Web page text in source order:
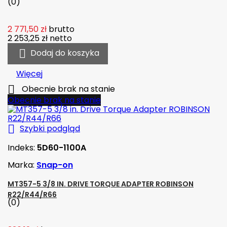
2 771,50 zł brutto
2 253,25 zł netto
 Dodaj do koszyka
Więcej

Obecnie brak na stanie
Obecnie brak na stanie
 Szybki podgląd
Indeks: 5D60-1100A
Marka: Snap-on
MT357-5 3/8 IN. DRIVE TORQUE ADAPTER ROBINSON
R22/R44/R66
(0)